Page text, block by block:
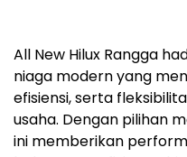
All New Hilux Rangga
niaga modern yang
efisiensi, serta
usaha. Dengan pilihan
ini memberikan